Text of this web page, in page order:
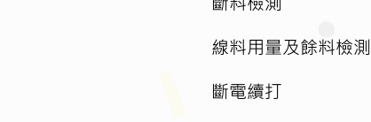
線料用量及餘料檢測
斷電續打